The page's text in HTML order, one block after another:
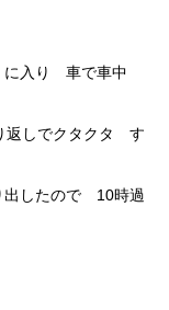
に入り 車で車中
返しでクタクタ す
出したので 10時過